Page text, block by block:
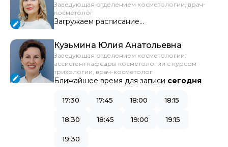
Заведующая отделением косметологии, врач-
косметолог
Загружаем расписание...
Кузьмина Юлия Анатольевна
Заведующая отделением косметологии,
ассистент кафедры косметологии с курсом
трихологии, врач-косметолог
Ближайшее время для записи сегодня
17:30 17:45 18:00 18:15
18:30 18:45 19:00 19:15
19:30